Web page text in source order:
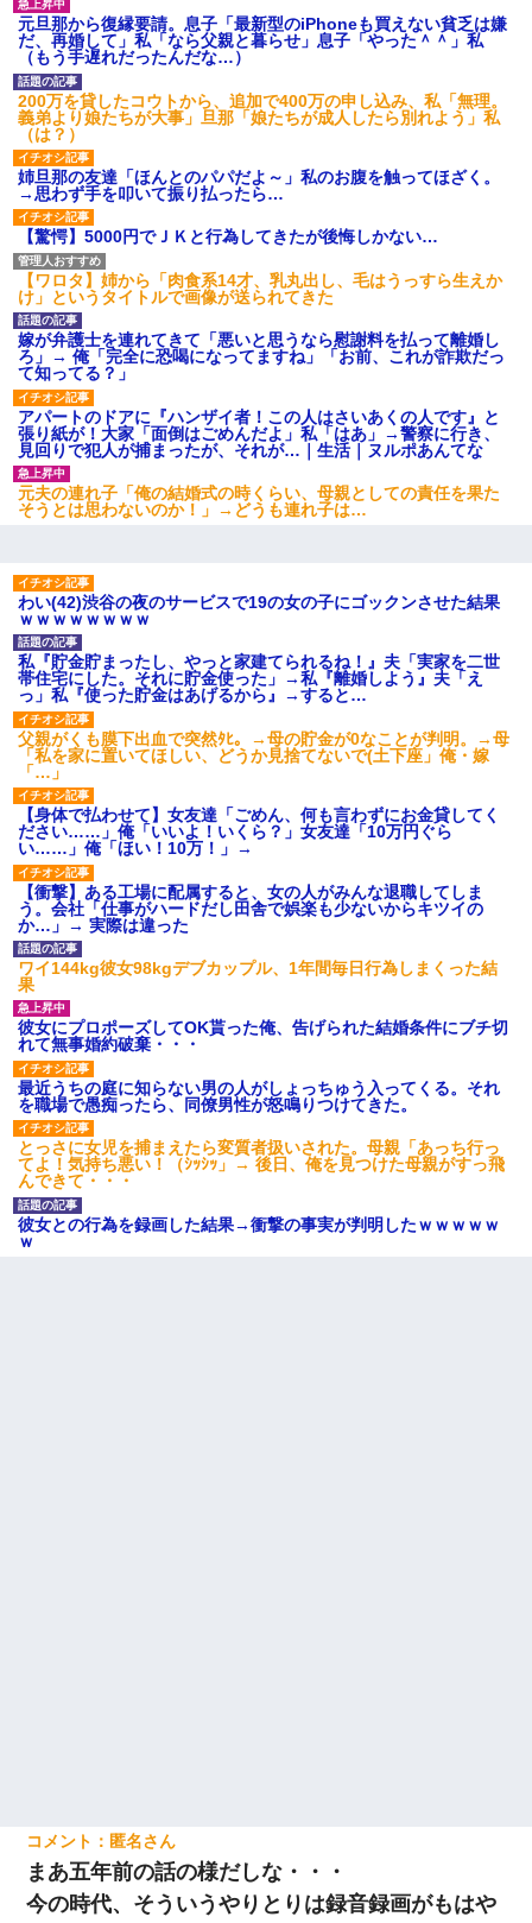
せない
元旦那から復縁要請。息子「最新型のiPhoneも買えない貧乏は嫌
だ、再婚して」私「なら父親と暮らせ」息子「やった＾＾」私
（もう手遅れだったんだな…）
32歳ワイ、34歳の可愛い女と付き合うも現実を知ってしまい無事
死亡・・・
【画像】女の子「お母さん！！私ようやくファッションモデルに
選ばれたの！絶対見に来てね！」→悲しい結果がこれ・・・
さっき嫁から、「愛しています」ってメールが届いた。俺も「愛
してます」って送ったら
【クズ】昔、兄がお見合いして「ブスすぎｗｗｗ」と断った女性
が、兄の同級生と結婚。それを知った兄は荒れ狂い、｢嫁さん、俺
のお古ですが気分はどう？」とメールを送った→
旦那の元嫁「離婚したとはいえ、私が本来の妻。許可なく結婚す
るなんてどういう神経してるの？離婚届を記入して持って来い」
彼女との行為を録画した結果→衝撃の事実が判明したｗｗｗｗｗ
ｗ
旦那の元カノをSNSで探して写真を保存して顔面評価スレで写真
を晒してた。ほとんどがブスという評価の中で二人ほど意外に好
評価で苦々しく思った
昨日37歳のおばさんと行為したんだけどめちゃくちゃだった
元旦那から復縁要請。息子「最新型のiPhoneも買えない貧乏は嫌
だ、再婚して」私「なら父親と暮らせ」息子「やった＾＾」私
（もう手遅れだったんだな…）
200万を貸したコウトから、追加で400万の申し込み、私「無理。
義弟より娘たちが大事」旦那「娘たちが成人したら別れよう」私
（は？）
姉旦那の友達「ほんとのパパだよ～」私のお腹を触ってほざく。
→思わず手を叩いて振り払ったら…
【驚愕】5000円でＪＫと行為してきたが後悔しかない…
【ワロタ】姉から「肉食系14才、乳丸出し、毛はうっすら生えか
け」というタイトルで画像が送られてきた
嫁が弁護士を連れてきて「悪いと思うなら慰謝料を払って離婚し
ろ」→ 俺「完全に恐喝になってますね」「お前、これが詐欺だっ
て知ってる？」
アパートのドアに『ハンザイ者！この人はさいあくの人です』と
張り紙が！大家「面倒はごめんだよ」私「はあ」→警察に行き、
見回りで犯人が捕まったが、それが…｜生活｜ヌルポあんてな
元夫の連れ子「俺の結婚式の時くらい、母親としての責任を果た
そうとは思わないのか！」→どうも連れ子は…
わい(42)渋谷の夜のサービスで19の女の子にゴックンさせた結果
ｗｗｗｗｗｗｗｗ
私『貯金貯まったし、やっと家建てられるね！』夫「実家を二世
帯住宅にした。それに貯金使った」→私『離婚しよう』夫「え
っ」私『使った貯金はあげるから』→すると…
父親がくも膜下出血で突然ﾀﾋ。→母の貯金が0なことが判明。→母
「私を家に置いてほしい、どうか見捨てないで(土下座」俺・嫁
「…」
【身体で払わせて】女友達「ごめん、何も言わずにお金貸してく
ださい……」俺「いいよ！いくら？」女友達「10万円ぐら
い……」俺「ほい！10万！」→
【衝撃】ある工場に配属すると、女の人がみんな退職してしま
う。会社「仕事がハードだし田舎で娯楽も少ないからキツイの
か…」→ 実際は違った
ワイ144kg彼女98kgデブカップル、1年間毎日行為しまくった結
果
彼女にプロポーズしてOK貰った俺、告げられた結婚条件にブチ切
れて無事婚約破棄・・・
最近うちの庭に知らない男の人がしょっちゅう入ってくる。それ
を職場で愚痴ったら、同僚男性が怒鳴りつけてきた。
とっさに女児を捕まえたら変質者扱いされた。母親「あっち行っ
てよ！気持ち悪い！（ｼｯｼｯ」→ 後日、俺を見つけた母親がすっ飛
んできて・・・
彼女との行為を録画した結果→衝撃の事実が判明したｗｗｗｗｗ
ｗ
匿名
まあ五年前の話の様だしな・・・
今の時代、そういうやりとりは録音録画がもはや